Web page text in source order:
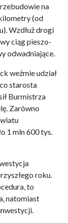
na
(od
Wzdłuż drogi
ciąg pieszo-
odwadniające.
weźmie udział
starosta
Burmistrza
Zarówno
1 mln 600 tys.
roku.
to
natomiast